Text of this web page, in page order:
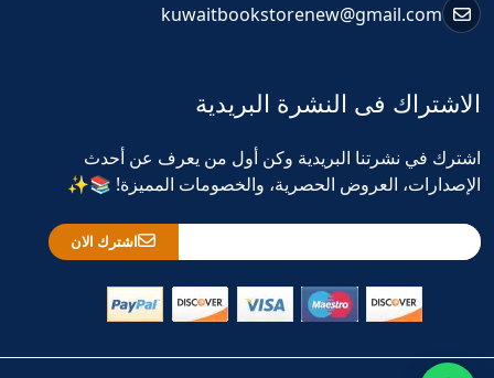
kuwaitbookstorenew@gmail.com
الاشتراك فى النشرة البريدية
اشترك في نشرتنا البريدية وكن أول من يعرف عن أحدث
الإصدارات، العروض الحصرية، والخصومات المميزة! 📚✨
اشترك الان